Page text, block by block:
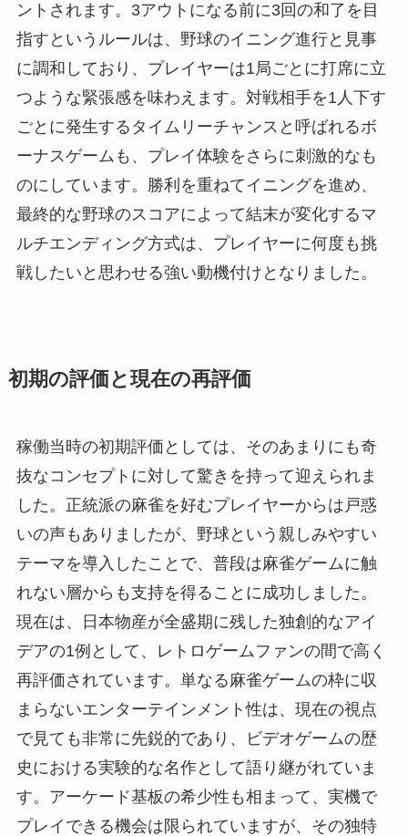
ントされます。3アウトになる前に3回の和了を目
指すというルールは、野球のイニング進行と見事
に調和しており、プレイヤーは1局ごとに打席に立
つような緊張感を味わえます。対戦相手を1人下す
ごとに発生するタイムリーチャンスと呼ばれるボ
ーナスゲームも、プレイ体験をさらに刺激的なも
のにしています。勝利を重ねてイニングを進め、
最終的な野球のスコアによって結末が変化するマ
ルチエンディング方式は、プレイヤーに何度も挑
戦したいと思わせる強い動機付けとなりました。
初期の評価と現在の再評価
稼働当時の初期評価としては、そのあまりにも奇
抜なコンセプトに対して驚きを持って迎えられま
した。正統派の麻雀を好むプレイヤーからは戸惑
いの声もありましたが、野球という親しみやすい
テーマを導入したことで、普段は麻雀ゲームに触
れない層からも支持を得ることに成功しました。
現在は、日本物産が全盛期に残した独創的なアイ
デアの1例として、レトロゲームファンの間で高く
再評価されています。単なる麻雀ゲームの枠に収
まらないエンターテインメント性は、現在の視点
で見ても非常に先鋭的であり、ビデオゲームの歴
史における実験的な名作として語り継がれていま
す。アーケード基板の希少性も相まって、実機で
プレイできる機会は限られていますが、その独特